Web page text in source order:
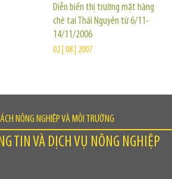
Diễn biến thị trường mặt hàng
chè tại Thái Nguyên từ 6/11-
14/11/2006
02 | 08 | 2007
NÔNG NGHIỆP VÀ MÔI TRƯỜNG
TIN VÀ DỊCH VỤ NÔNG NGHIỆP